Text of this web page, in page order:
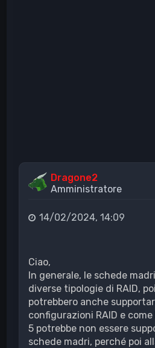
Dragone2
Amministratore
14/02/2024, 14:09
Ciao,
In generale, le schede
diverse tipologie di RAID,
potrebbero anche
configurazioni RAID e
5 potrebbe non essere
schede madri, perché poi